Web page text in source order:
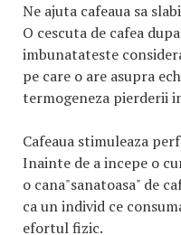
Ne ajuta cafeaua sa
O cescuta de cafea
imbunatateste
pe care o are asupra
termogeneza pierderii
Cafeaua stimuleaza
Inainte de a incepe o
o cana"sanatoasa" de
ca un individ ce
efortul fizic.